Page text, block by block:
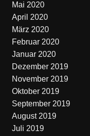
Mai 2020
April 2020
März 2020
Februar 2020
Januar 2020
Dezember 2019
November 2019
Oktober 2019
September 2019
August 2019
Juli 2019